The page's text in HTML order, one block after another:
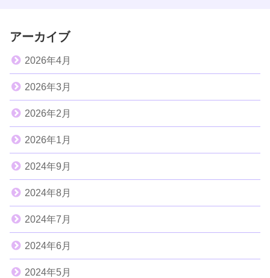
アーカイブ
2026年4月
2026年3月
2026年2月
2026年1月
2024年9月
2024年8月
2024年7月
2024年6月
2024年5月